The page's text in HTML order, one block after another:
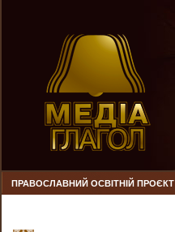
ПРАВОСЛАВНИЙ ОСВІТНІЙ ПРОЄКТ